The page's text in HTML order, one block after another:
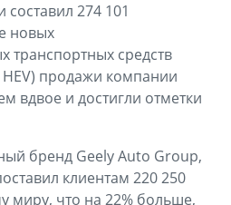
274 101
новых
транспортных средств
HEV) продажи компании
вдвое и достигли отметки
бренд Geely Auto Group,
клиентам 220 250
миру, что на 22% больше,